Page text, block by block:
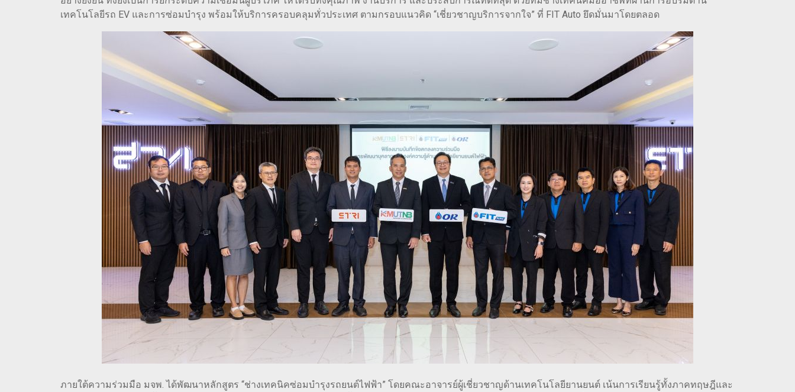
เทคโนโลยีรถ EV และการซ่อมบำรุง พร้อมให้บริการครอบคลุมทั่วประเทศ ตามกรอบแนวคิด “เชี่ยวชาญบริการจากใจ” ที่ FIT Auto ยึดมั่นมาโดยตลอด
ภายใต้ความร่วมมือ มจพ. ได้พัฒนาหลักสูตร “ช่างเทคนิคซ่อมบำรุงรถยนต์ไฟฟ้า” โดยคณะอาจารย์ผู้เชี่ยวชาญด้านเทคโนโลยียานยนต์ เน้นการเรียนรู้ทั้งภาคทฤษฎีและ